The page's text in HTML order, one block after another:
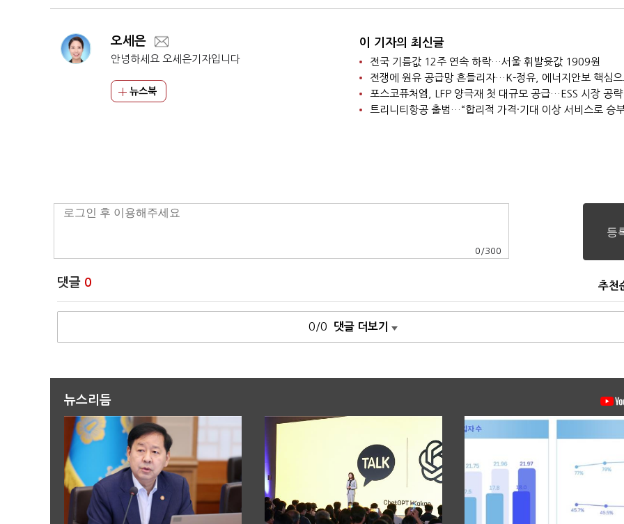
오세은
안녕하세요 오세은기자입니다
뉴스북
이 기자의 최신글
전국 기름값 12주 연속 하락…서울 휘발윳값 1909원
포스코퓨처엠, LFP 양극재 첫 대규모 공급…ESS 시장 공략
트리니티항공 출범…“합리적 가격·기대 이상 서비스로 승
0 /300
댓글 0 추천
0/0 댓글 더보기
뉴스리듬